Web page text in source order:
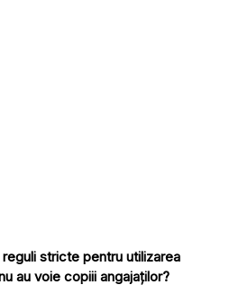
stricte pentru utilizarea
au voie copiii angajaților?